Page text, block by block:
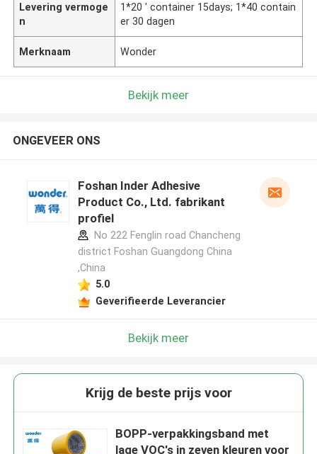
Levering vermoge
n
1*20 ' container 15days; 1*40 contain
er 30 dagen
Merknaam Wonder
Bekijk meer
ONGEVEER ONS
Foshan Inder Adhesive
Product Co., Ltd. fabrikant
profiel
No 222 Fenglin road Chancheng
district Foshan Guangdong China
,China
5.0
Geverifieerde Leverancier
Bekijk meer
Krijg de beste prijs voor
BOPP-verpakkingsband met
lage VOC's in zeven kleuren voor